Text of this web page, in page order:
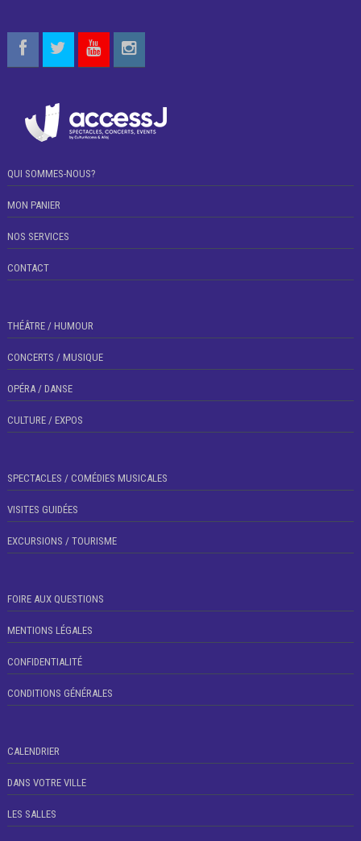
QUI SOMMES-NOUS?
MON PANIER
NOS SERVICES
CONTACT
THÉÂTRE / HUMOUR
CONCERTS / MUSIQUE
OPÉRA / DANSE
CULTURE / EXPOS
SPECTACLES / COMÉDIES MUSICALES
VISITES GUIDÉES
EXCURSIONS / TOURISME
FOIRE AUX QUESTIONS
MENTIONS LÉGALES
CONFIDENTIALITÉ
CONDITIONS GÉNÉRALES
CALENDRIER
DANS VOTRE VILLE
LES SALLES